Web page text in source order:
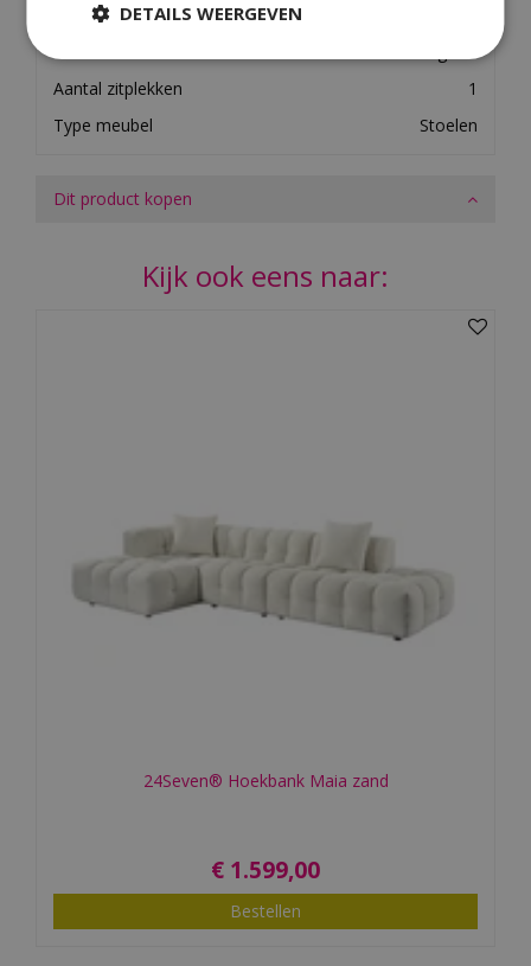
Materiaal
Aantal zitplekken
1
Type meubel
Stoelen
Dit product kopen
Kijk ook eens naar:
24Seven® Hoekbank Maia zand
€ 1.599,00
Bestellen
DETAILS WEERGEVEN